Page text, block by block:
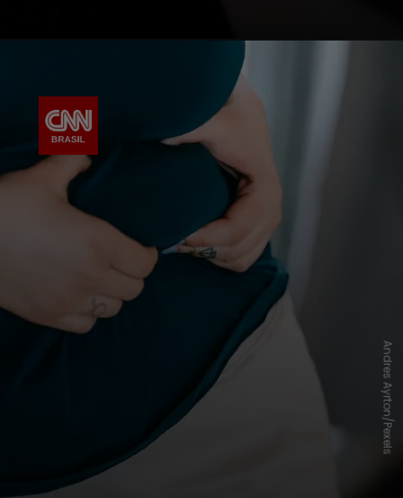
Andres Ayrton/Pexels